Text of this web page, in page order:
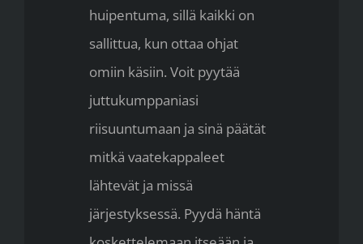
huipentuma, sillä kaikki on
sallittua, kun ottaa ohjat
omiin käsiin. Voit pyytää
juttukumppaniasi
riisuuntumaan ja sinä päätät
mitkä vaatekappaleet
lähtevät ja missä
järjestyksessä. Pyydä häntä